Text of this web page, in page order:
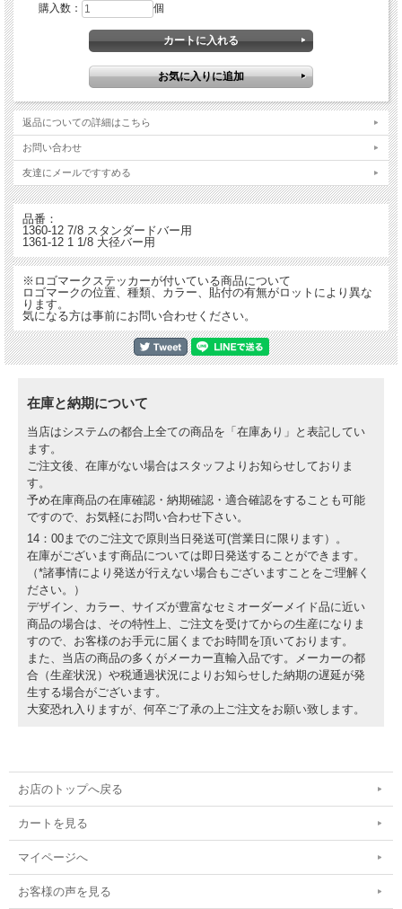
購入数： 個
返品についての詳細はこちら
お問い合わせ
友達にメールですすめる
品番：
1360-12 7/8 スタンダードバー用
1361-12 1 1/8 大径バー用
※ロゴマークステッカーが付いている商品について
ロゴマークの位置、種類、カラー、貼付の有無がロットにより異な
ります。
気になる方は事前にお問い合わせください。
在庫と納期について
当店はシステムの都合上全ての商品を「在庫あり」と表記してい
ます。
ご注文後、在庫がない場合はスタッフよりお知らせしておりま
す。
予め在庫商品の在庫確認・納期確認・適合確認をすることも可能
ですので、お気軽にお問い合わせ下さい。
14：00までのご注文で原則当日発送可(営業日に限ります）。
在庫がございます商品については即日発送することができます。
（*諸事情により発送が行えない場合もございますことをご理解く
ださい。）
デザイン、カラー、サイズが豊富なセミオーダーメイド品に近い
商品の場合は、その特性上、ご注文を受けてからの生産になりま
すので、お客様のお手元に届くまでお時間を頂いております。
また、当店の商品の多くがメーカー直輸入品です。メーカーの都
合（生産状況）や税通過状況によりお知らせした納期の遅延が発
生する場合がございます。
大変恐れ入りますが、何卒ご了承の上ご注文をお願い致します。
お店のトップへ戻る
カートを見る
マイページへ
お客様の声を見る